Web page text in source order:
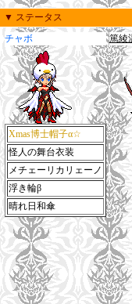
▼ ステータス
チャボ
Xmas博士帽子α☆
怪人の舞台衣装
メチェーリカリェーノ
浮き輪β
晴れ日和傘
篤綾